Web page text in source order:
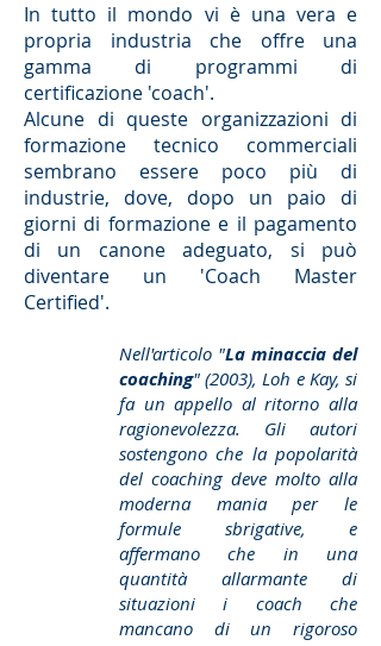
In tutto il mondo vi è una vera e
propria industria che offre una
gamma di programmi di
certificazione 'coach'.
Alcune di queste organizzazioni di
formazione tecnico commerciali
sembrano essere poco più di
industrie, dove, dopo un paio di
giorni di formazione e il pagamento
di un canone adeguato, si può
diventare un 'Coach Master
Certified'.
Nell'articolo "La minaccia del
coaching" (2003), Loh e Kay, si
fa un appello al ritorno alla
ragionevolezza. Gli autori
sostengono che la popolarità
del coaching deve molto alla
moderna mania per le
formule sbrigative, e
affermano che in una
quantità allarmante di
situazioni i coach che
mancano di un rigoroso